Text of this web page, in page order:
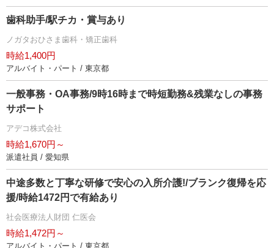
歯科助手/駅チカ・賞与あり
ノガタおひさま歯科・矯正歯科
時給1,400円
アルバイト・パート / 東京都
一般事務・OA事務/9時16時まで時短勤務&残業なしの事務
サポート
アデコ株式会社
時給1,670円～
派遣社員 / 愛知県
中途多数と丁寧な研修で安心の入所介護!/ブランク復帰を応
援/時給1472円で有給あり
社会医療法人財団 仁医会
時給1,472円～
アルバイト・パート / 東京都